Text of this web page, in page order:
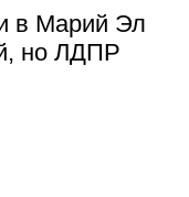
в Марий Эл
но ЛДПР